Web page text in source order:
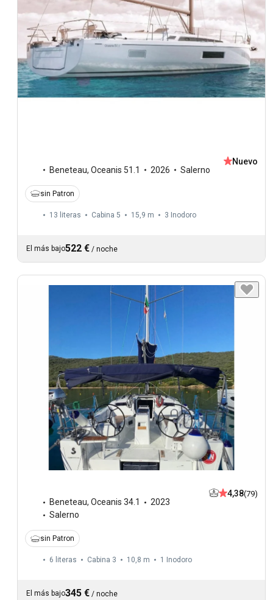
Beneteau, Oceanis 51.1 2026 Salerno
Nuevo
sin Patron
13 literas Cabina 5 15,9 m 3 Inodoro
El más bajo522 € / noche
Beneteau, Oceanis 34.1
2023
Salerno
4,38(79)
sin Patron
6 literas Cabina 3 10,8 m 1 Inodoro
El más bajo345 € / noche